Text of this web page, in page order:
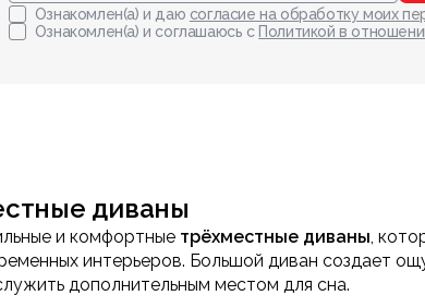
Ознакомлен(а) и даю согласие на обработку моих
Ознакомлен(а) и соглашаюсь с Политикой в
диваны
и комфортные трёхместные диваны,
интерьеров. Большой диван создает
дополнительным местом для сна.